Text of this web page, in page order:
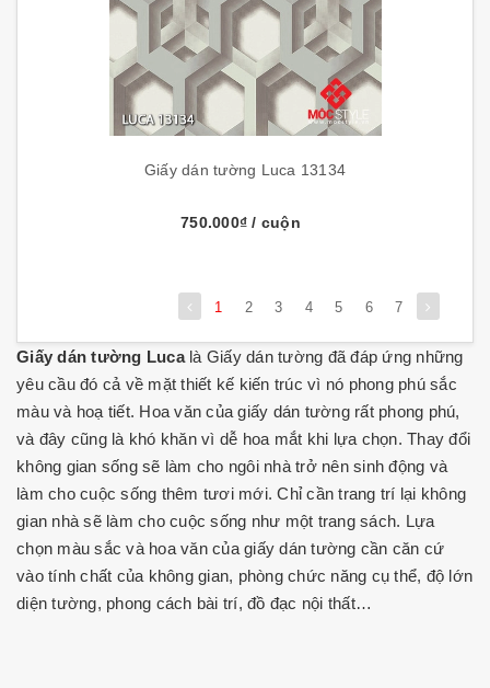
Giấy dán tường Luca 13134
750.000₫/ cuộn
1 2 3 4 5 6 7
Giấy dán tường Luca là Giấy dán tường đã đáp ứng những
yêu cầu đó cả về mặt thiết kế kiến trúc vì nó phong phú sắc
màu và hoạ tiết. Hoa văn của giấy dán tường rất phong phú,
và đây cũng là khó khăn vì dễ hoa mắt khi lựa chọn. Thay đổi
không gian sống sẽ làm cho ngôi nhà trở nên sinh động và
làm cho cuộc sống thêm tươi mới. Chỉ cần trang trí lại không
gian nhà sẽ làm cho cuộc sống như một trang sách. Lựa
chọn màu sắc và hoa văn của giấy dán tường cần căn cứ
vào tính chất của không gian, phòng chức năng cụ thể, độ lớn
diện tường, phong cách bài trí, đồ đạc nội thất…